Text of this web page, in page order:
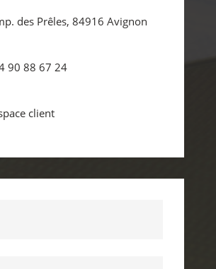
des Prêles, 84916 Avignon
90 88 67 24
client